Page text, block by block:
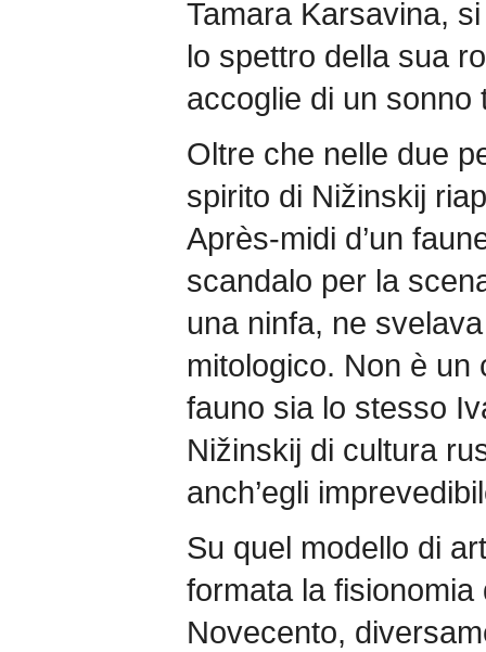
Tamara Karsavina,
lo spettro della sua
accoglie di un sonno
Oltre che nelle due
spirito di Nižinskij
Après-midi d’un
scandalo per la
una ninfa, ne
mitologico. Non è
fauno sia lo stesso
Nižinskij di cultura
anch’egli
Su quel modello di
formata la fisionomia
Novecento,